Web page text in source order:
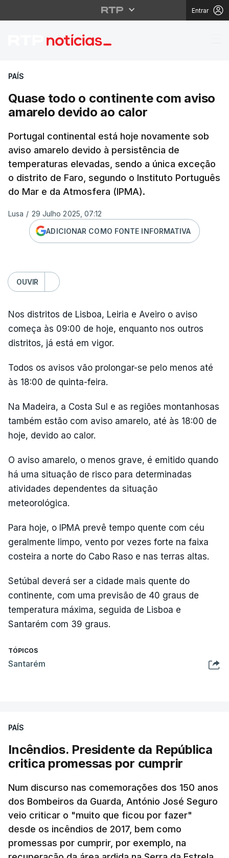
Entrar
Quase todo o
PAÍS
Quase todo o continente com aviso
amarelo devido ao calor
Portugal continental está hoje novamente sob
aviso amarelo devido à persistência de
temperaturas elevadas, sendo a única exceção
o distrito de Faro, segundo o Instituto Português
do Mar e da Atmosfera (IPMA).
Lusa / 29 Julho 2025, 07:12
ADICIONAR COMO FONTE INFORMATIVA
OUVIR
Nos distritos de Lisboa, Leiria e Aveiro o aviso
começa às 09:00 de hoje, enquanto nos outros
distritos, já está em vigor.
Todos os avisos vão prolongar-se pelo menos até
às 18:00 de quinta-feira.
Na Madeira, a Costa Sul e as regiões montanhosas
também estão com aviso amarelo, até às 18:00 de
hoje, devido ao calor.
O aviso amarelo, o menos grave, é emitido quando
há uma situação de risco para determinadas
atividades dependentes da situação
meteorológica.
Para hoje, o IPMA prevê tempo quente com céu
geralmente limpo, vento por vezes forte na faixa
costeira a norte do Cabo Raso e nas terras altas.
Setúbal deverá ser a cidade mais quente do
continente, com uma previsão de 40 graus de
temperatura máxima, seguida de Lisboa e
Santarém com 39 graus.
TÓPICOS
Santarém
PAÍS
Incêndios. Presidente da República
critica promessas por cumprir
Num discurso nas comemorações dos 150 anos
dos Bombeiros da Guarda, António José Seguro
veio criticar o "muito que ficou por fazer"
desde os incêndios de 2017, bem como
promessas por cumprir, por exemplo, na